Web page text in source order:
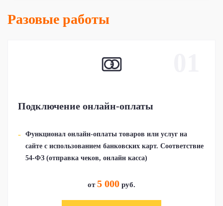
Разовые работы
Подключение онлайн-оплаты
Функционал онлайн-оплаты товаров или услуг на
сайте с использованием банковских карт. Соответствие
54-ФЗ (отправка чеков, онлайн касса)
от5 000 руб.